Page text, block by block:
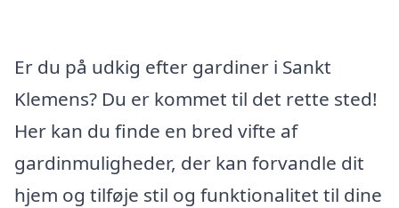
Er du på udkig efter gardiner i Sankt
Klemens? Du er kommet til det rette sted!
Her kan du finde en bred vifte af
gardinmuligheder, der kan forvandle dit
hjem og tilføje stil og funktionalitet til dine